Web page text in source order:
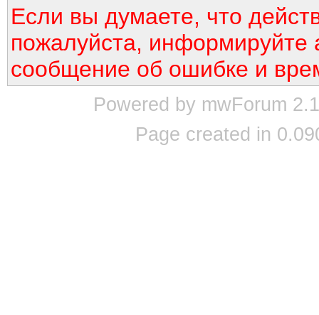
Если вы думаете, что
пожалуйста, информируйте
сообщение об ошибке и
Powered by mwForum
Page created in